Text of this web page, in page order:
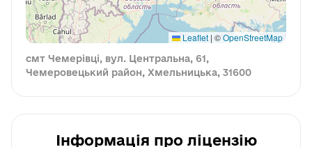
Leaflet | ©OpenStreetMap
смт Чемерівці, вул. Центральна, 61,
Чемеровецький район, Хмельницька, 31600
Інформація про ліцензію